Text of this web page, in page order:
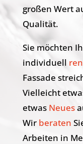
großen Wert
Qualität.
Sie möchten
individuell
Fassade
Vielleicht
etwas Neues
Wir beraten
Arbeiten in